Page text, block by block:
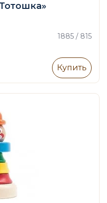
1885 / 815
Купить